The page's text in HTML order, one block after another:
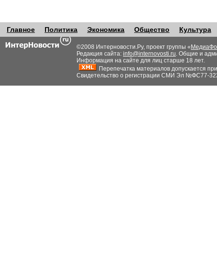
Главное Политика Экономика Общество Культура
©2008 Интерновости.Ру, проект группы «
Редакция сайта: info@internovosti.ru. Общие и
Информация на сайте для лиц старше 18 лет.
Перепечатка материалов допускается
Свидетельство о регистрации СМИ Эл №ФС77-